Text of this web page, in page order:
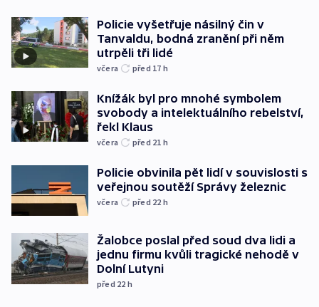
Policie vyšetřuje násilný čin v
Tanvaldu, bodná zranění při něm
utrpěli tři lidé
včera před 17 h
Knížák byl pro mnohé symbolem
svobody a intelektuálního rebelství,
řekl Klaus
včera před 21 h
Policie obvinila pět lidí v souvislosti s
veřejnou soutěží Správy železnic
včera před 22 h
Žalobce poslal před soud dva lidi a
jednu firmu kvůli tragické nehodě v
Dolní Lutyni
před 22 h